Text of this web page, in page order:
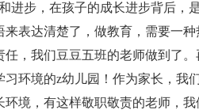
进步，在孩子的成长进步背后，
表达清楚了，做教育，需要一
，我们豆豆五班的老师做到了
环境的z幼儿园！作为家长，我
境，有这样敬职敬责的老师，